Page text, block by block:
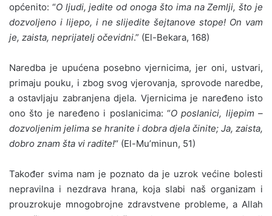
općenito: “O ljudi, jedite od onoga što ima na Zemlji, što je
dozvoljeno i lijepo, i ne slijedite šejtanove stope! On vam
je, zaista, neprijatelj očevidni.” (El-Bekara, 168)
Naredba je upućena posebno vjernicima, jer oni, ustvari,
primaju pouku, i zbog svog vjerovanja, sprovode naredbe,
a ostavljaju zabranjena djela. Vjernicima je naređeno isto
ono što je naređeno i poslanicima: “O poslanici, lijepim –
dozvoljenim jelima se hranite i dobra djela činite; Ja, zaista,
dobro znam šta vi radite!“ (El-Mu’minun, 51)
Također svima nam je poznato da je uzrok većine bolesti
nepravilna i nezdrava hrana, koja slabi naš organizam i
prouzrokuje mnogobrojne zdravstvene probleme, a Allah